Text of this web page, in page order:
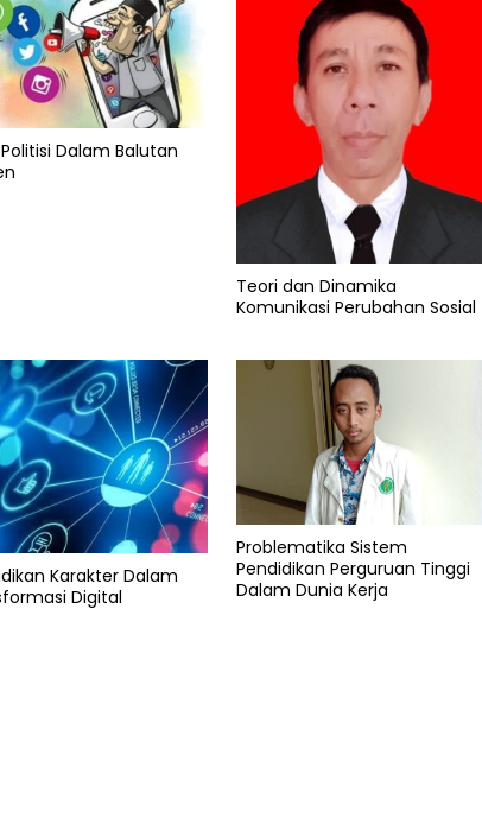
Dalam Balutan
Teori dan Dinamika
Komunikasi Perubahan Sosial
Karakter Dalam
Digital
Problematika Sistem
Pendidikan Perguruan Tinggi
Dalam Dunia Kerja